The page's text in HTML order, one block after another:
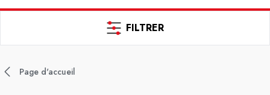
FILTRER
Page d'accueil